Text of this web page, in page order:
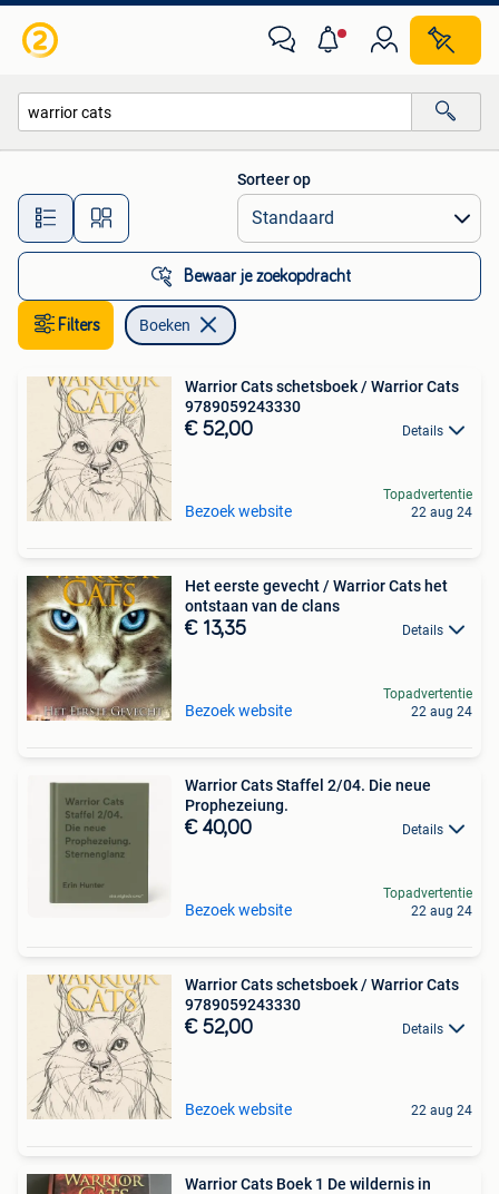
Alle afstanden…
Sorteer op
Bewaar je zoekopdracht
Filters Boeken
Warrior Cats schetsboek / Warrior Cats
9789059243330
€ 52,00 Details
Bezoek website
Topadvertentie
22 aug 24
Het eerste gevecht / Warrior Cats het
ontstaan van de clans
€ 13,35 Details
Bezoek website
Topadvertentie
22 aug 24
Warrior Cats Staffel 2/04. Die neue
Prophezeiung.
€ 40,00 Details
Bezoek website
Topadvertentie
22 aug 24
Warrior Cats schetsboek / Warrior Cats
9789059243330
€ 52,00 Details
Bezoek website 22 aug 24
Warrior Cats Boek 1 De wildernis in